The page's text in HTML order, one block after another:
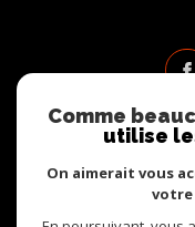
Comme
utilise
On aimerait vous
votre